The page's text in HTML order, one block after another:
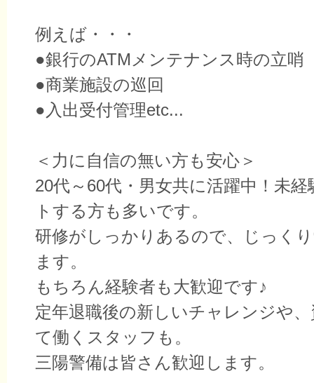
例えば・・・
●銀行のATMメンテナンス時の立哨
●商業施設の巡回
●入出受付管理etc...
＜力に自信の無い方も安心＞
20代～60代・男女共に活躍中！未
トする方も多いです。
研修がしっかりあるので、じっく
ます。
もちろん経験者も大歓迎です♪
定年退職後の新しいチャレンジや
て働くスタッフも。
三陽警備は皆さん歓迎します。